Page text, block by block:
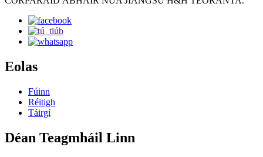
Eolas
Fúinn
Réitigh
Táirgí
Déan Teagmháil Linn